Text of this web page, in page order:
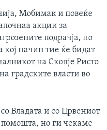
Мобимак и повеќе
акции за
подрачја, но
кој начин тие ќе бидат
на Скопје Ристо
градските власти во
Владата и со Црвениот
но ги чекаме